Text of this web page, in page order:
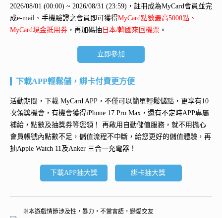
2026/08/01 (00:00) ~ 2026/08/31 (23:59)，註冊成為MyCard會員並完
成e-mail、手機驗證之會員即可獲得MyCard點數最高5000點、
MyCard現金抵用券 ，再加碼抽 日本/韓國來回機票 。
立即參加
下載APP輕鬆儲，綁卡付費更方便
活動期間，下載 MyCard APP，不僅可以簡單輕鬆儲點，更享有10
次領獎機會，有機會獲得iPhone 17 Pro Max ，還有不定時APP專屬
補給，點數及抽獎券等您領！ 再啟用自動儲值服務 ，就不用擔心
會員帳號內點數不足，儲值流程不中斷，給您更好的儲值體驗，再
抽Apple Watch 11及Anker 三合一充電器 ！
下載APP抽大獎 綁卡抽大獎
※本遊戲情節涉及性，暴力，不當言語，戀愛交友